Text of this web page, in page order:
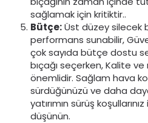
sağlamak için kritiktir..
Bütçe:Üst düzey silecek
performans sunabilir,
çok sayıda bütçe dostu
bıçağı seçerken, Kalite
önemlidir. Sağlam hava
sürdüğünüzü ve daha
yatırımın sürüş
düşünün.